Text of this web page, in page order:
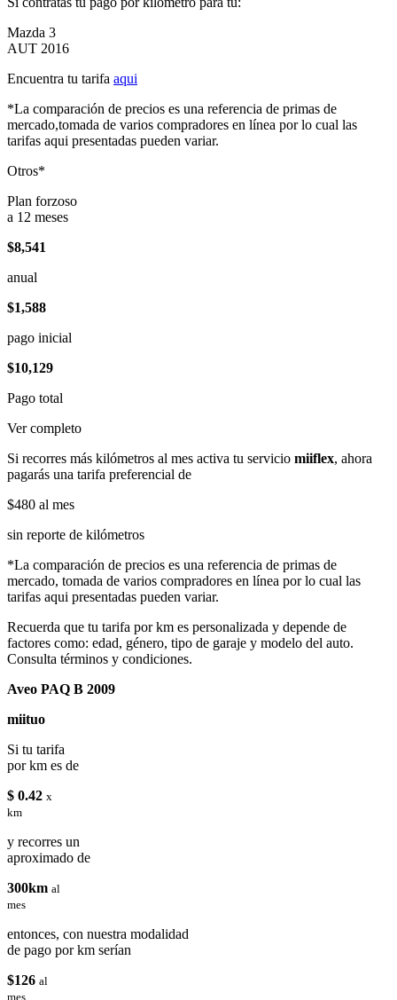
Mazda 3
AUT 2016
Encuentra tu tarifa aqui
*La comparación de precios es una referencia de primas de
mercado,tomada de varios compradores en línea por lo cual las
tarifas aqui presentadas pueden variar.
Otros*
Plan forzoso
a 12 meses
$8,541
anual
$1,588
pago inicial
$10,129
Pago total
Ver completo
Si recorres más kilómetros al mes activa tu servicio miiflex, ahora
pagarás una tarifa preferencial de
$480 al mes
sin reporte de kilómetros
*La comparación de precios es una referencia de primas de
mercado, tomada de varios compradores en línea por lo cual las
tarifas aqui presentadas pueden variar.
Recuerda que tu tarifa por km es personalizada y depende de
factores como: edad, género, tipo de garaje y modelo del auto.
Consulta términos y condiciones.
Aveo PAQ B 2009
miituo
Si tu tarifa
por km es de
$ 0.42 x
km
y recorres un
aproximado de
300km al
mes
entonces, con nuestra modalidad
de pago por km serían
$126 al
mes